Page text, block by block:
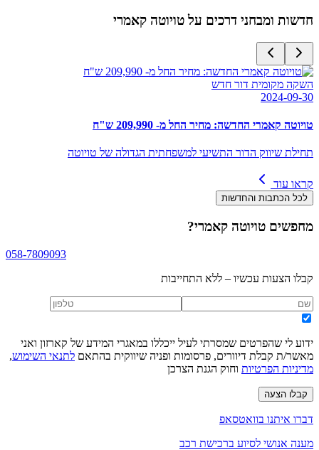
חדשות ומבחני דרכים על טויוטה קאמרי
השקה מקומית דור חדש
2024-09-30
טויוטה קאמרי החדשה: מחיר החל מ- 209,990 ש"ח
תחילת שיווק הדור התשיעי למשפחתית הגדולה של טויוטה
קראו עוד
לכל הכתבות והחדשות
מחפשים טויוטה קאמרי?
058-7809093
קבלו הצעות עכשיו – ללא התחייבות
ידוע לי שהפרטים שמסרתי לעיל ייכללו במאגרי המידע של קארזון ואני
מאשר/ת קבלת דיוורים, פרסומות ופניה שיווקית בהתאם לתנאי השימוש,
מדיניות הפרטיות וחוק הגנת הצרכן
קבלו הצעה
דברו איתנו בוואטסאפ
מענה אנושי לסיוע ברכישת רכב